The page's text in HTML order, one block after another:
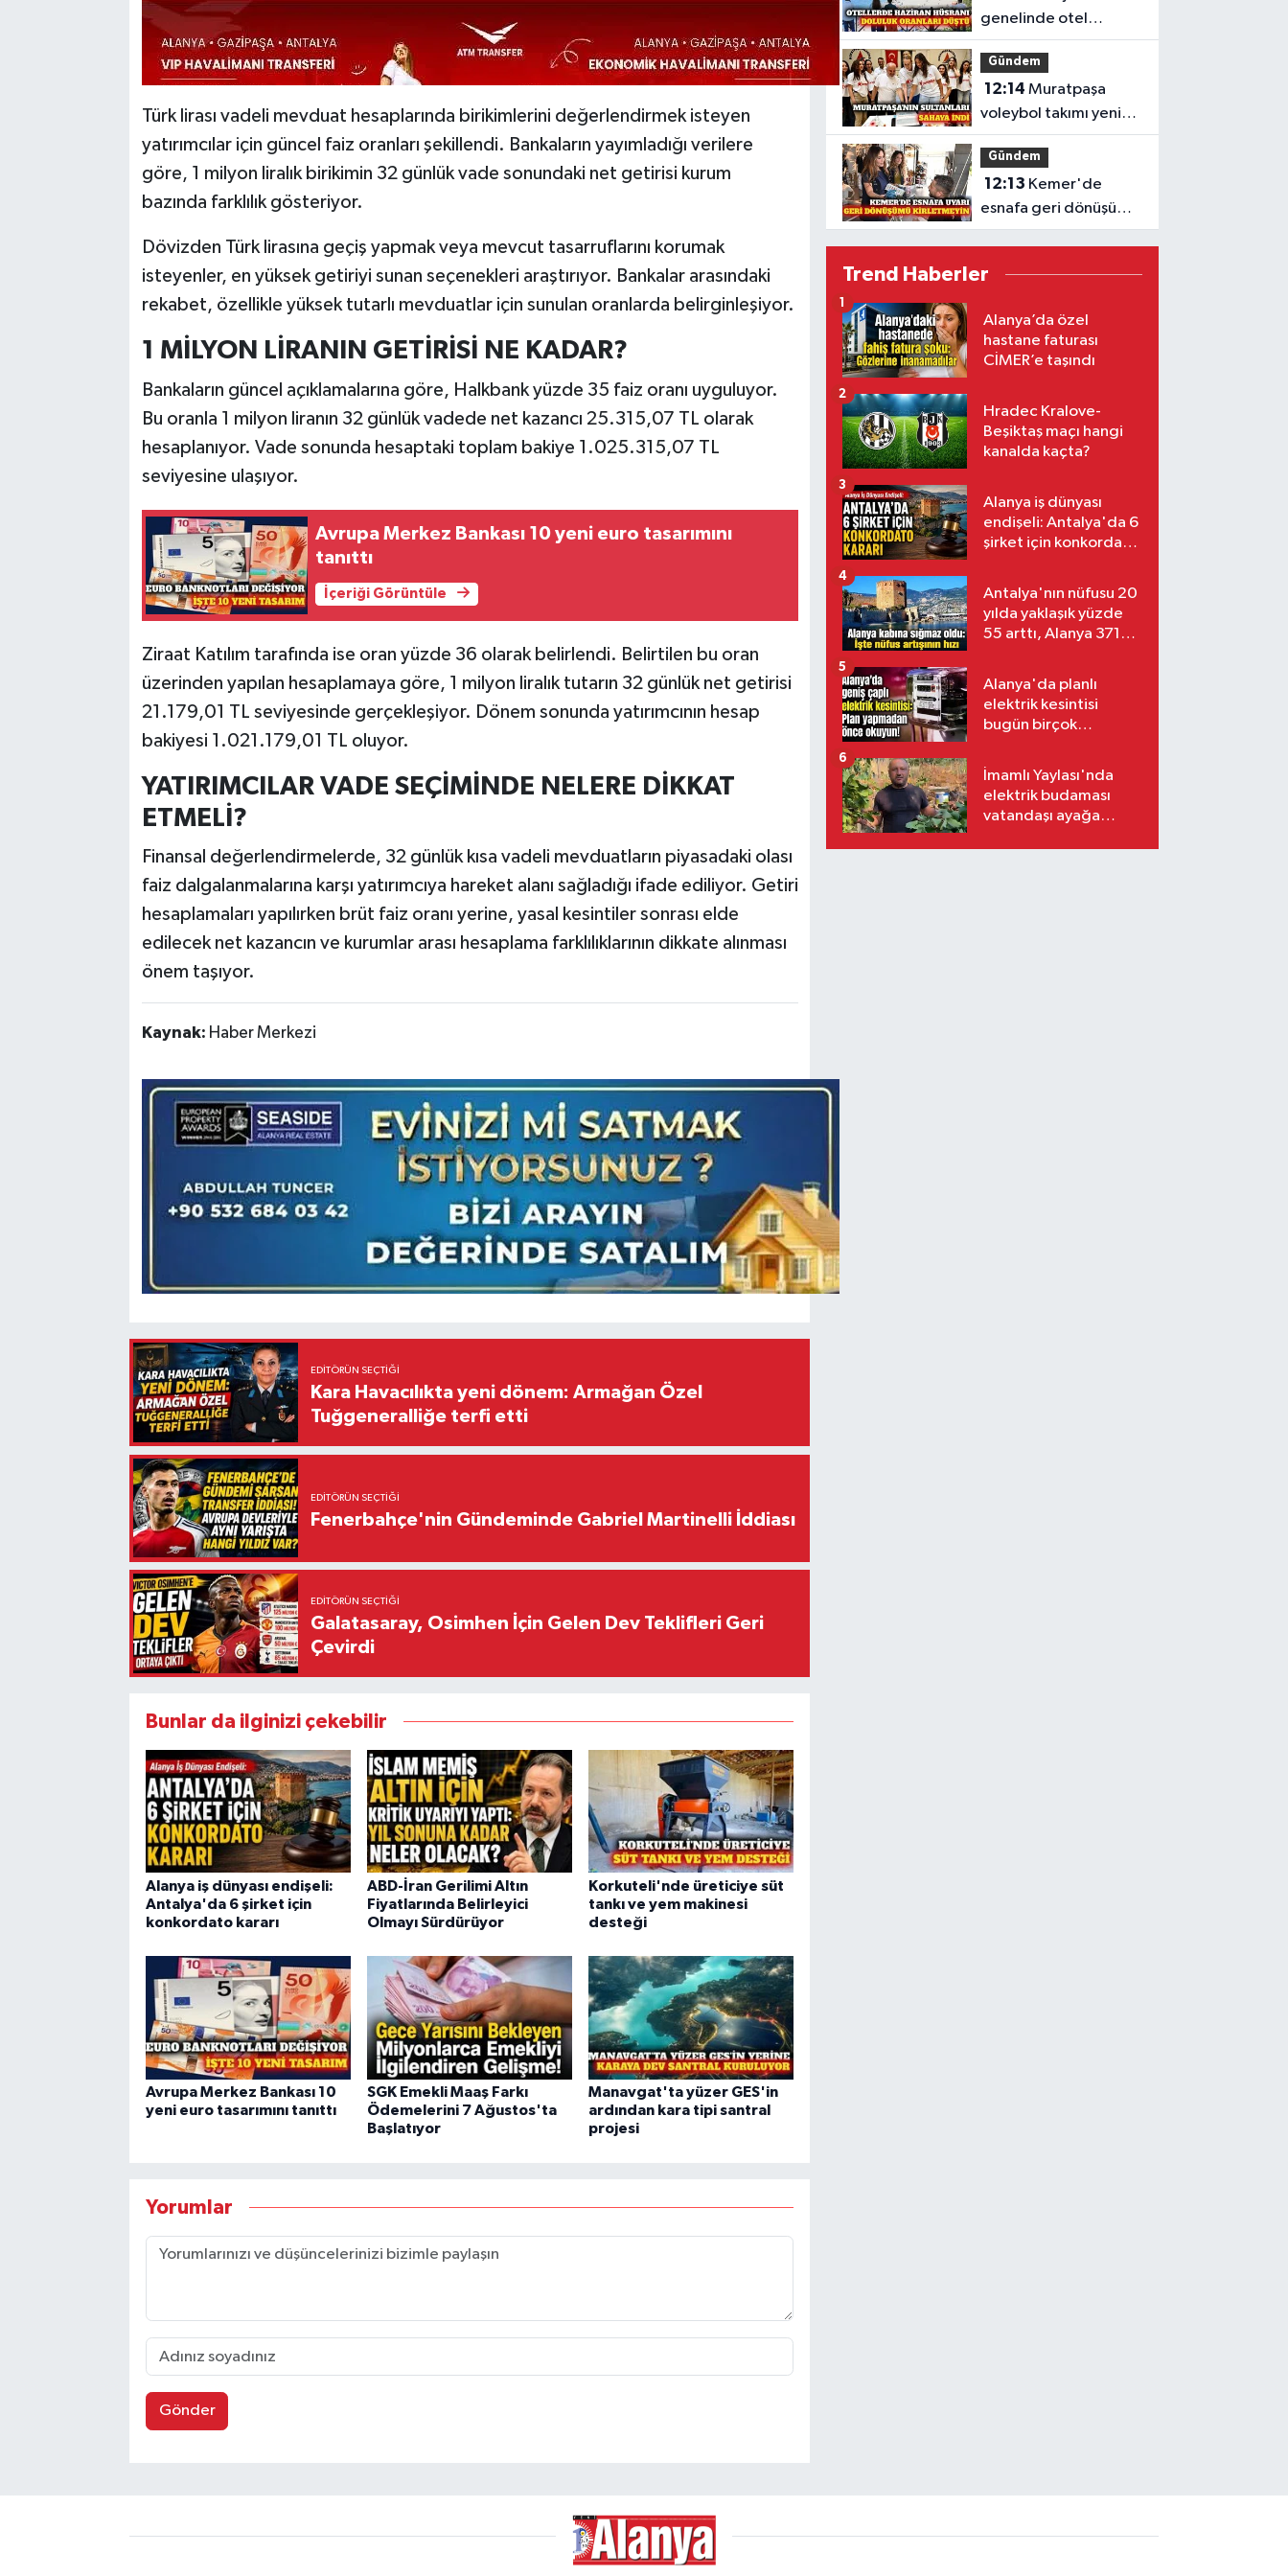
Türk lirası vadeli mevduat hesaplarında birikimlerini değerlendirmek isteyen
yatırımcılar için güncel faiz oranları şekillendi. Bankaların yayımladığı verilere
göre, 1 milyon liralık birikimin 32 günlük vade sonundaki net getirisi kurum
bazında farklılık gösteriyor.
Dövizden Türk lirasına geçiş yapmak veya mevcut tasarruflarını korumak
isteyenler, en yüksek getiriyi sunan seçenekleri araştırıyor. Bankalar arasındaki
rekabet, özellikle yüksek tutarlı mevduatlar için sunulan oranlarda belirginleşiyor.
1 MİLYON LİRANIN GETİRİSİ NE KADAR?
Bankaların güncel açıklamalarına göre, Halkbank yüzde 35 faiz oranı uyguluyor.
Bu oranla 1 milyon liranın 32 günlük vadede net kazancı 25.315,07 TL olarak
hesaplanıyor. Vade sonunda hesaptaki toplam bakiye 1.025.315,07 TL
seviyesine ulaşıyor.
Avrupa Merkez Bankası 10 yeni euro tasarımını
tanıttı
İçeriği Görüntüle
Ziraat Katılım tarafında ise oran yüzde 36 olarak belirlendi. Belirtilen bu oran
üzerinden yapılan hesaplamaya göre, 1 milyon liralık tutarın 32 günlük net getirisi
21.179,01 TL seviyesinde gerçekleşiyor. Dönem sonunda yatırımcının hesap
bakiyesi 1.021.179,01 TL oluyor.
YATIRIMCILAR VADE SEÇİMİNDE NELERE DİKKAT
ETMELİ?
Finansal değerlendirmelerde, 32 günlük kısa vadeli mevduatların piyasadaki olası
faiz dalgalanmalarına karşı yatırımcıya hareket alanı sağladığı ifade ediliyor. Getiri
hesaplamaları yapılırken brüt faiz oranı yerine, yasal kesintiler sonrası elde
edilecek net kazancın ve kurumlar arası hesaplama farklılıklarının dikkate alınması
önem taşıyor.
Kaynak: Haber Merkezi
EDITÖRÜN SEÇTIĞI
Kara Havacılıkta yeni dönem: Armağan Özel
Tuğgeneralliğe terfi etti
EDITÖRÜN SEÇTIĞI
Fenerbahçe'nin Gündeminde Gabriel Martinelli İddiası
EDITÖRÜN SEÇTIĞI
Galatasaray, Osimhen İçin Gelen Dev Teklifleri Geri
Çevirdi
Bunlar da ilginizi çekebilir
Alanya iş dünyası endişeli:
Antalya'da 6 şirket için
konkordato kararı
ABD-İran Gerilimi Altın
Fiyatlarında Belirleyici
Olmayı Sürdürüyor
Korkuteli'nde üreticiye süt
tankı ve yem makinesi
desteği
Avrupa Merkez Bankası 10
yeni euro tasarımını tanıttı
SGK Emekli Maaş Farkı
Ödemelerini 7 Ağustos'ta
Başlatıyor
Manavgat'ta yüzer GES'in
ardından kara tipi santral
projesi
Yorumlar
Gönder
genelinde otel
dolulukları haziranda
düştü
Gündem
12:14 Muratpaşa
voleybol takımı yeni
sezon mesaisine
başladı
Gündem
12:13
esnafa geri dönüşüm
ve sıfır atık uyarısı
Trend Haberler
Alanya’da özel
hastane faturası
CİMER’e taşındı
1
Hradec Kralove-
Beşiktaş maçı hangi
kanalda kaçta?
2
Alanya iş dünyası
endişeli: Antalya'da 6
şirket için konkordato
3
Antalya'nın nüfusu 20
yılda yaklaşık yüzde
55 arttı, Alanya 371
4
Alanya'da planlı
elektrik kesintisi
bugün birçok
5
İmamlı Yaylası'nda
elektrik budaması
vatandaşı ayağa
6